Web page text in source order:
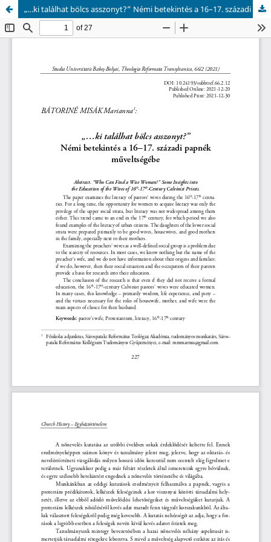
„…ki találhat bölcs asszonyt?” Némi betekintés a 16–17. századi papnék műveltségébe